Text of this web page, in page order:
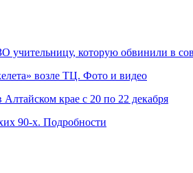
учительницу, которую обвинили в
возле ТЦ. Фото и видео
крае с 20 по 22 декабря
90-х. Подробности